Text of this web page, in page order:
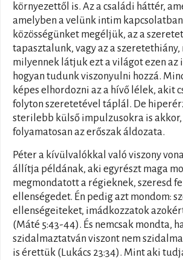
környezettől is. Az a családi háttér,
amelyben a velünk intim
közösségünket megéljük, az a
tapasztalunk, vagy az a
milyennek látjuk ezt a világot ezen az
hogyan tudunk viszonyulni hozzá.
képes elhordozni az a hívő lélek, akit
folyton szeretetével táplál. De
sterilebb külső impulzusokra is
folyamatosan az erőszak áldozata.
Péter a kívülvalókkal való viszony
állítja példának, aki egyrészt maga
megmondatott a régieknek, szeresd
ellenségedet. Én pedig azt mondom:
ellenségeiteket, imádkozzatok
(Máté 5:43-44). És nemcsak mondta,
szidalmaztatván viszont nem
is érettük (Lukács 23:34). Mint aki